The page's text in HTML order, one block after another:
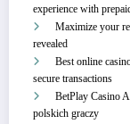
experience with
Maximize your
revealed
Best online
secure transactions
BetPlay Casino
polskich graczy